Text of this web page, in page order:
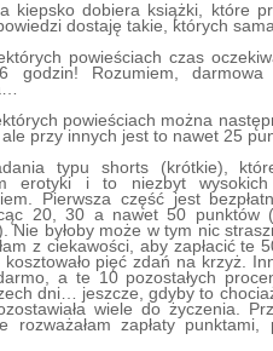
kiepsko dobiera książki, które
dostaję takie, których
powieściach czas
godzin! Rozumiem,
powieściach można
ale przy innych jest to nawet 25
typu shorts (krótkie),
erotyki i to niezbyt
Pierwsza część jest
20, 30 a nawet 50 punktów
Nie byłoby może w tym nic
z ciekawości, aby zapłacić te
pięć zdań na krzyż.
a te 10 pozostałych
dni… jeszcze, gdyby to
wiele do życzenia.
rozważałam zapłaty